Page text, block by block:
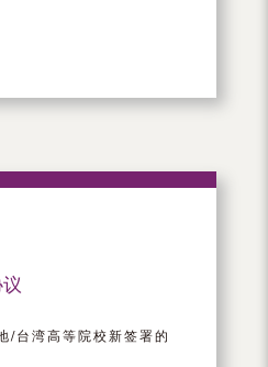
/台湾高等院校新签署的